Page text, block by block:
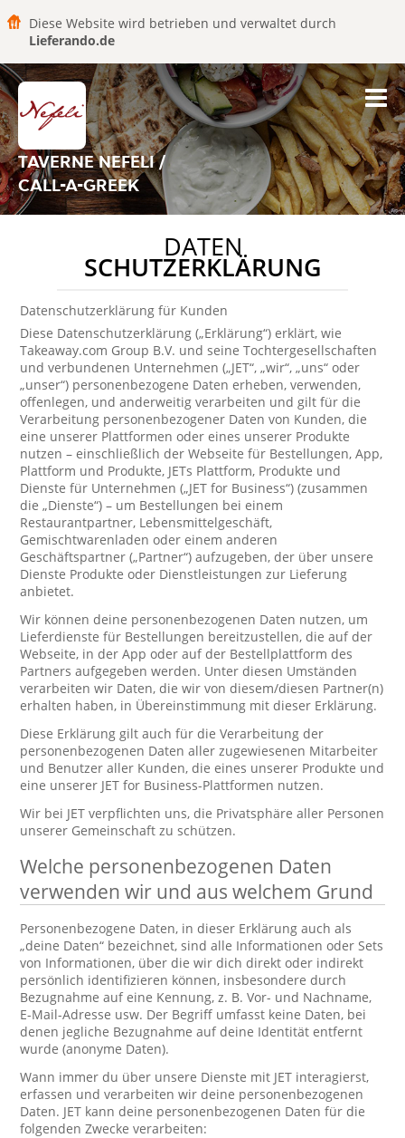
Diese Website wird betrieben und verwaltet durch
Lieferando.de
TAVERNE NEFELI /
CALL-A-GREEK
DATEN
SCHUTZERKLÄRUNG
Datenschutzerklärung für Kunden
Diese Datenschutzerklärung („Erklärung“) erklärt, wie
Takeaway.com Group B.V. und seine Tochtergesellschaften
und verbundenen Unternehmen („JET“, „wir“, „uns“ oder
„unser“) personenbezogene Daten erheben, verwenden,
offenlegen, und anderweitig verarbeiten und gilt für die
Verarbeitung personenbezogener Daten von Kunden, die
eine unserer Plattformen oder eines unserer Produkte
nutzen – einschließlich der Webseite für Bestellungen, App,
Plattform und Produkte, JETs Plattform, Produkte und
Dienste für Unternehmen („JET for Business“) (zusammen
die „Dienste“) – um Bestellungen bei einem
Restaurantpartner, Lebensmittelgeschäft,
Gemischtwarenladen oder einem anderen
Geschäftspartner („Partner“) aufzugeben, der über unsere
Dienste Produkte oder Dienstleistungen zur Lieferung
anbietet.
Wir können deine personenbezogenen Daten nutzen, um
Lieferdienste für Bestellungen bereitzustellen, die auf der
Webseite, in der App oder auf der Bestellplattform des
Partners aufgegeben werden. Unter diesen Umständen
verarbeiten wir Daten, die wir von diesem/diesen Partner(n)
erhalten haben, in Übereinstimmung mit dieser Erklärung.
Diese Erklärung gilt auch für die Verarbeitung der
personenbezogenen Daten aller zugewiesenen Mitarbeiter
und Benutzer aller Kunden, die eines unserer Produkte und
eine unserer JET for Business-Plattformen nutzen.
Wir bei JET verpflichten uns, die Privatsphäre aller Personen
unserer Gemeinschaft zu schützen.
Welche personenbezogenen Daten
verwenden wir und aus welchem Grund
Personenbezogene Daten, in dieser Erklärung auch als
„deine Daten“ bezeichnet, sind alle Informationen oder Sets
von Informationen, über die wir dich direkt oder indirekt
persönlich identifizieren können, insbesondere durch
Bezugnahme auf eine Kennung, z. B. Vor- und Nachname,
E-Mail-Adresse usw. Der Begriff umfasst keine Daten, bei
denen jegliche Bezugnahme auf deine Identität entfernt
wurde (anonyme Daten).
Wann immer du über unsere Dienste mit JET interagierst,
erfassen und verarbeiten wir deine personenbezogenen
Daten. JET kann deine personenbezogenen Daten für die
folgenden Zwecke verarbeiten: